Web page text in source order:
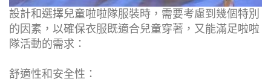
設計和選擇兒童啦啦隊服裝時，需要考慮到幾個特別
的因素，以確保衣服既適合兒童穿著，又能滿足啦啦
隊活動的需求：
舒適性和安全性：